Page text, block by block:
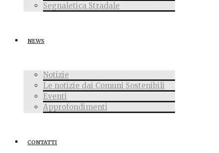
Segnaletica Stradale
NEWS
Notizie
Le notizie dai Comuni Sostenibili
Eventi
Approfondimenti
CONTATTI